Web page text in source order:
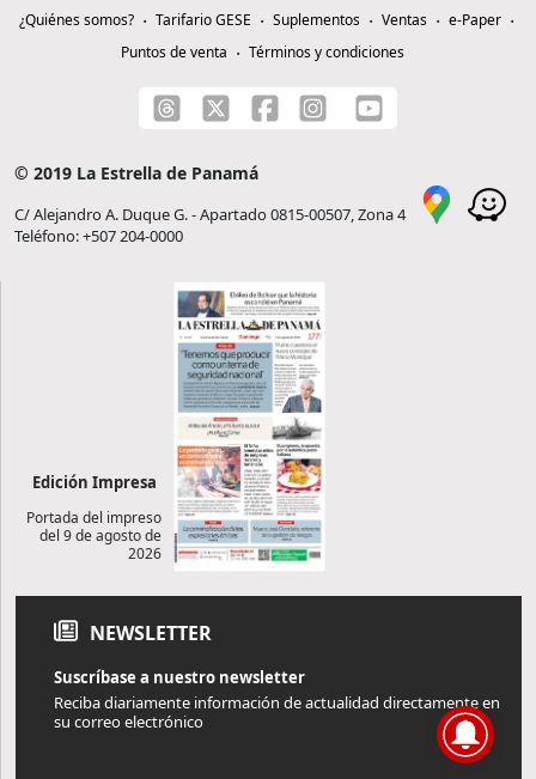
¿Quiénes somos? Tarifario GESE Suplementos Ventas
e-Paper
Puntos de venta
Términos y condiciones
© 2019 La Estrella de Panamá
C/ Alejandro A. Duque G. - Apartado 0815-00507, Zona 4
Teléfono: +507 204-0000
Edición Impresa
Portada del impreso
del 9 de agosto de
2026
NEWSLETTER
Suscríbase a nuestro newsletter
Reciba diariamente información de actualidad directamente en
su correo electrónico